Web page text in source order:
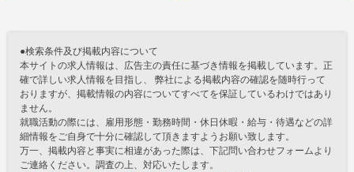
●検索条件及び掲載内容について
本サイトの求人情報は、広告主の責任に基づき情報を掲載しています。正
確で詳しい求人情報を目指し、 弊社による掲載内容の確認を随時行って
おりますが、掲載情報の内容についてすべてを保証しているわけではあり
ません。
就職活動の際には、雇用形態・勤務時間・休日休暇・給与・待遇などの詳
細情報をご自身で十分に確認して頂きますようお願い致します。
万一、掲載内容と事実に相違があった際は、下記問い合わせフォームより
ご連絡ください。調査の上、対応いたします。